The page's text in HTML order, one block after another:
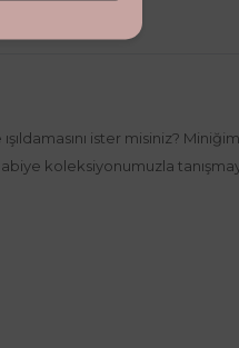
ister misiniz?
koleksiyonumuzla